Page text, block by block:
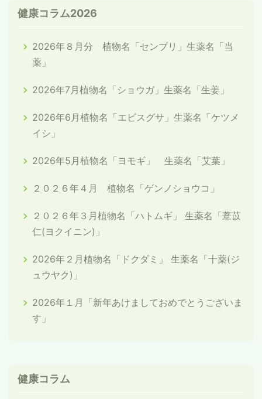
健康コラム2026
2026年８月分 植物名「センブリ」生薬名「当
薬」
2026年7月植物名「ショウガ」生薬名「生姜」
2026年6月植物名「エビスグサ」生薬名「ケツメ
イシ」
2026年5月植物名「ヨモギ」 生薬名「艾葉」
２０２６年４月 植物名「ゲンノショウコ」
２０２６年３月植物名「ハトムギ」 生薬名「薏苡
仁(ヨクイニン)」
2026年２月植物名「ドクダミ」 生薬名「十薬(ジ
ュウヤク)」
2026年１月「新年あけましておめでとうございま
す」
健康コラム